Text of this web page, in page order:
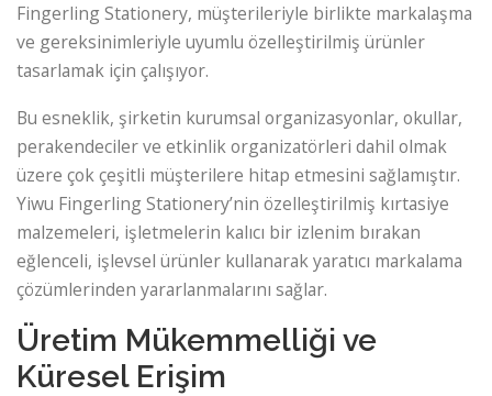
Fingerling Stationery, müşterileriyle birlikte markalaşma
ve gereksinimleriyle uyumlu özelleştirilmiş ürünler
tasarlamak için çalışıyor.
Bu esneklik, şirketin kurumsal organizasyonlar, okullar,
perakendeciler ve etkinlik organizatörleri dahil olmak
üzere çok çeşitli müşterilere hitap etmesini sağlamıştır.
Yiwu Fingerling Stationery’nin özelleştirilmiş kırtasiye
malzemeleri, işletmelerin kalıcı bir izlenim bırakan
eğlenceli, işlevsel ürünler kullanarak yaratıcı markalama
çözümlerinden yararlanmalarını sağlar.
Üretim Mükemmelliği ve
Küresel Erişim